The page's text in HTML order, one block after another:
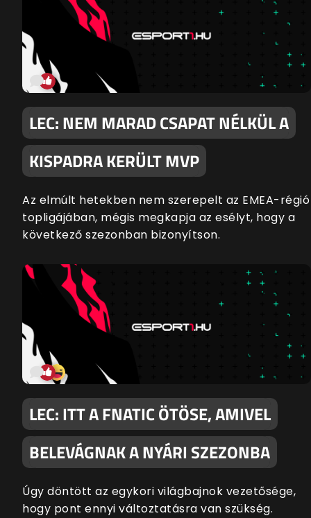
LEC: NEM MARAD CSAPAT NÉLKÜL A
KISPADRA KERÜLT MVP
Az elmúlt hetekben nem szerepelt az EMEA-régió
topligájában, mégis megkapja az esélyt, hogy a
következő szezonban bizonyítson.
LEC: ITT A FNATIC ÖTÖSE, AMIVEL
BELEVÁGNAK A NYÁRI SZEZONBA
Úgy döntött az egykori világbajnok vezetősége,
hogy pont ennyi változtatásra van szükség.